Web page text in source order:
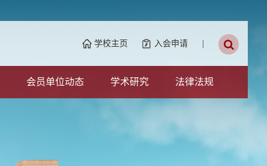
学校主页 入会申请
会员单位动态 学术研究 法律法规